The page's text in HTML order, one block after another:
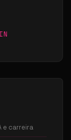
e carreira